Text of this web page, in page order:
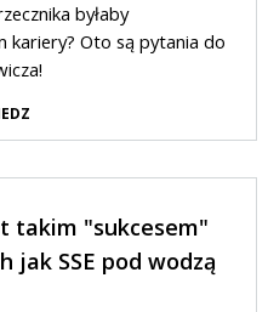
byłaby
kariery? Oto są pytania do
takim "sukcesem"
jak SSE pod wodzą